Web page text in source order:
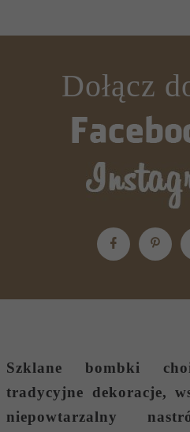
Dołącz
Szklane bombki
tradycyjne dekoracje,
niepowtarzalny